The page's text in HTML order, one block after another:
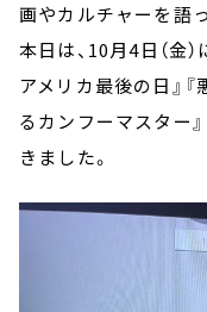
画やカルチャーを語
本日は、10月4日（金
アメリカ最後の日』
るカンフーマスター
きました。